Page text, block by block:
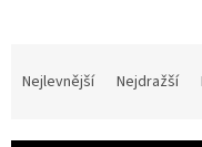
Nejlevnější Nejdražší